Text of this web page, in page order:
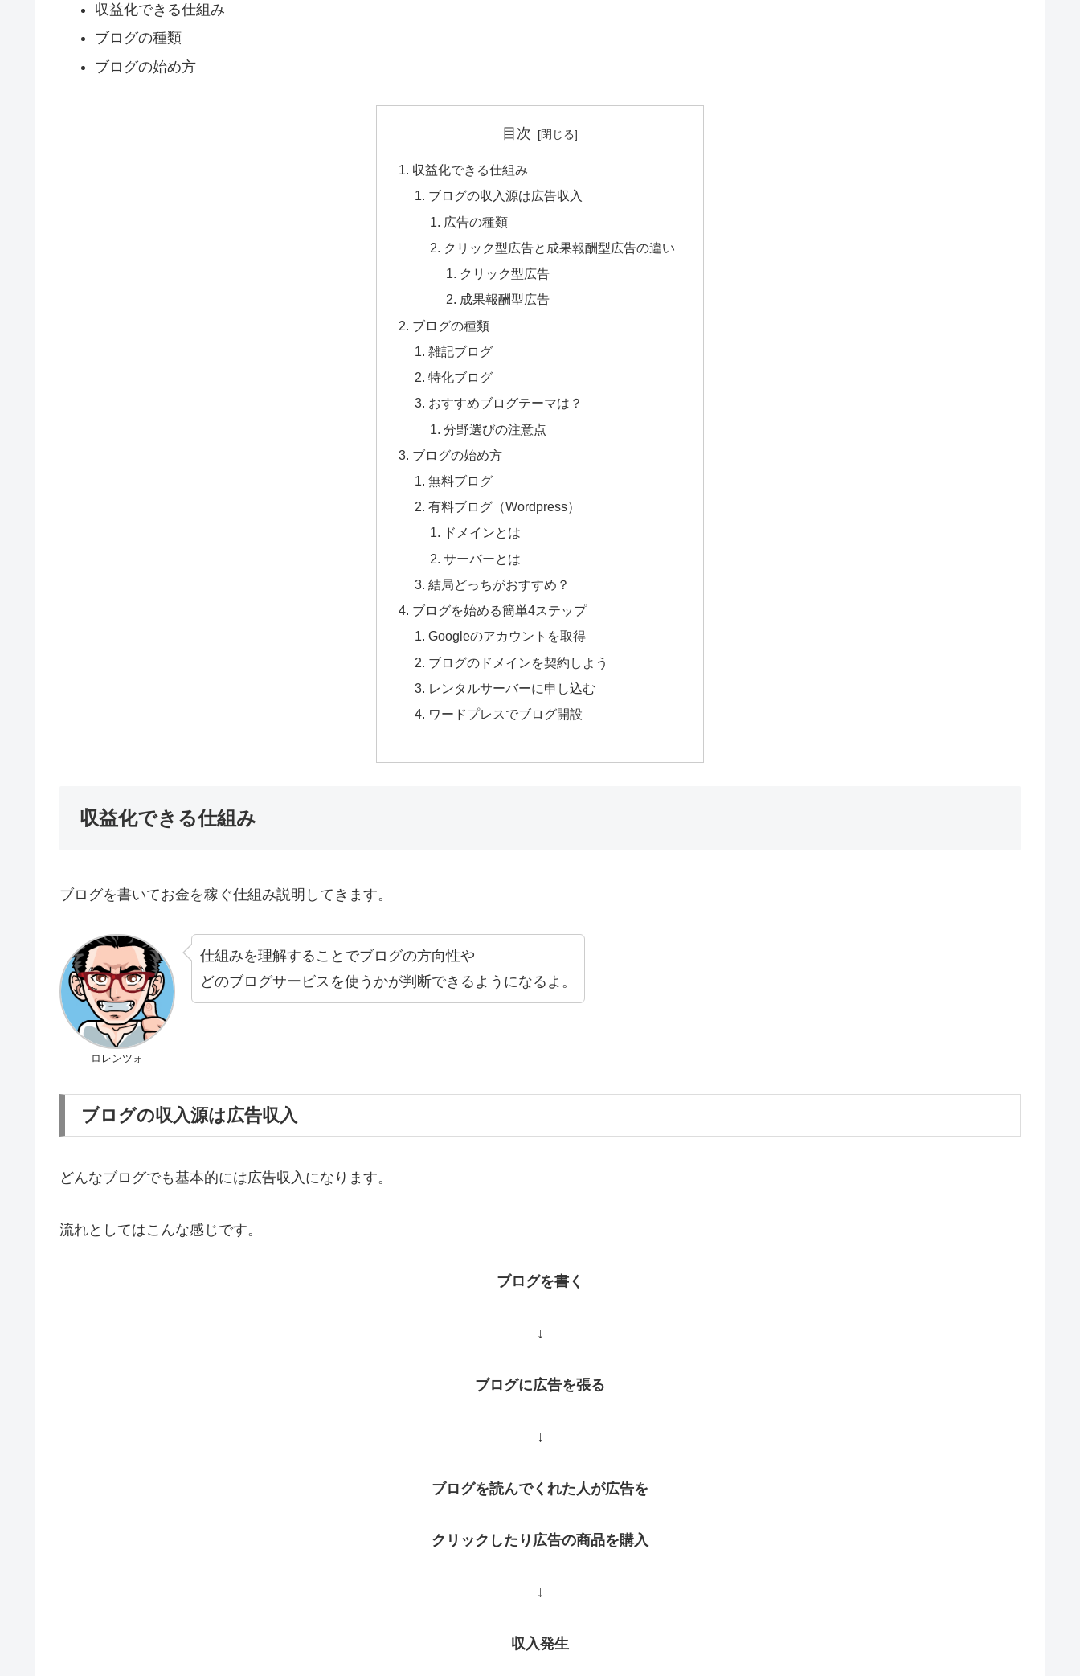
収益化できる仕組み
ブログの種類
ブログの始め方
目次
収益化できる仕組み
ブログの収入源は広告収入
広告の種類
クリック型広告と成果報酬型広告の違い
クリック型広告
成果報酬型広告
ブログの種類
雑記ブログ
特化ブログ
おすすめブログテーマは？
分野選びの注意点
ブログの始め方
無料ブログ
有料ブログ（Wordpress）
ドメインとは
サーバーとは
結局どっちがおすすめ？
ブログを始める簡単4ステップ
Googleのアカウントを取得
ブログのドメインを契約しよう
レンタルサーバーに申し込む
ワードプレスでブログ開設
収益化できる仕組み
ブログを書いてお金を稼ぐ仕組み説明してきます。
ロレンツォ
仕組みを理解することでブログの方向性や
どのブログサービスを使うかが判断できるようになるよ。
ブログの収入源は広告収入
どんなブログでも基本的には広告収入になります。
流れとしてはこんな感じです。
ブログを書く
↓
ブログに広告を張る
↓
ブログを読んでくれた人が広告を
クリックしたり 広告の商品を購入
↓
収入発生